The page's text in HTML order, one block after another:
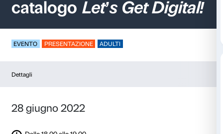
Presentazione del
catalogo
Let’s Get